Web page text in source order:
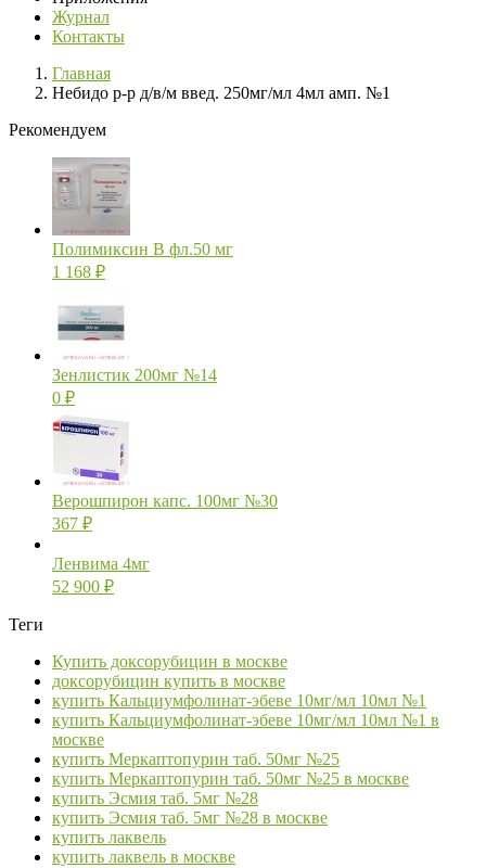
Журнал
Контакты
Главная
Небидо р-р д/в/м введ. 250мг/мл 4мл амп. №1
Рекомендуем
Полимиксин В фл.50 мг
1 168 ₽
Зенлистик 200мг №14
0 ₽
Верошпирон капс. 100мг №30
367 ₽
Ленвима 4мг
52 900 ₽
Теги
Купить доксорубицин в москве
доксорубицин купить в москве
купить Кальциумфолинат-эбеве 10мг/мл 10мл №1
купить Кальциумфолинат-эбеве 10мг/мл 10мл №1 в
москве
купить Меркаптопурин таб. 50мг №25
купить Меркаптопурин таб. 50мг №25 в москве
купить Эсмия таб. 5мг №28
купить Эсмия таб. 5мг №28 в москве
купить лаквель
купить лаквель в москве